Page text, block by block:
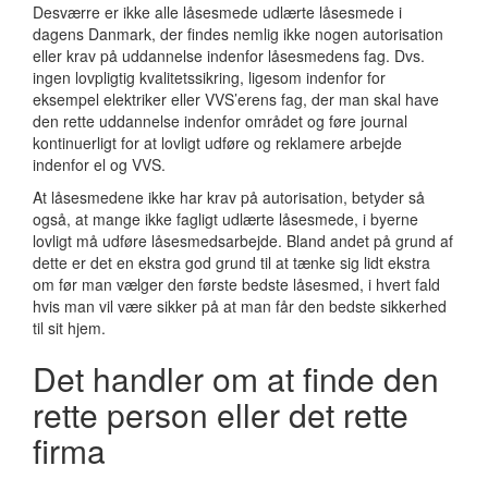
Desværre er ikke alle låsesmede udlærte låsesmede i
dagens Danmark, der findes nemlig ikke nogen autorisation
eller krav på uddannelse indenfor låsesmedens fag. Dvs.
ingen lovpligtig kvalitetssikring, ligesom indenfor for
eksempel elektriker eller VVS’erens fag, der man skal have
den rette uddannelse indenfor området og føre journal
kontinuerligt for at lovligt udføre og reklamere arbejde
indenfor el og VVS.
At låsesmedene ikke har krav på autorisation, betyder så
også, at mange ikke fagligt udlærte låsesmede, i byerne
lovligt må udføre låsesmedsarbejde. Bland andet på grund af
dette er det en ekstra god grund til at tænke sig lidt ekstra
om før man vælger den første bedste låsesmed, i hvert fald
hvis man vil være sikker på at man får den bedste sikkerhed
til sit hjem.
Det handler om at finde den
rette person eller det rette
firma